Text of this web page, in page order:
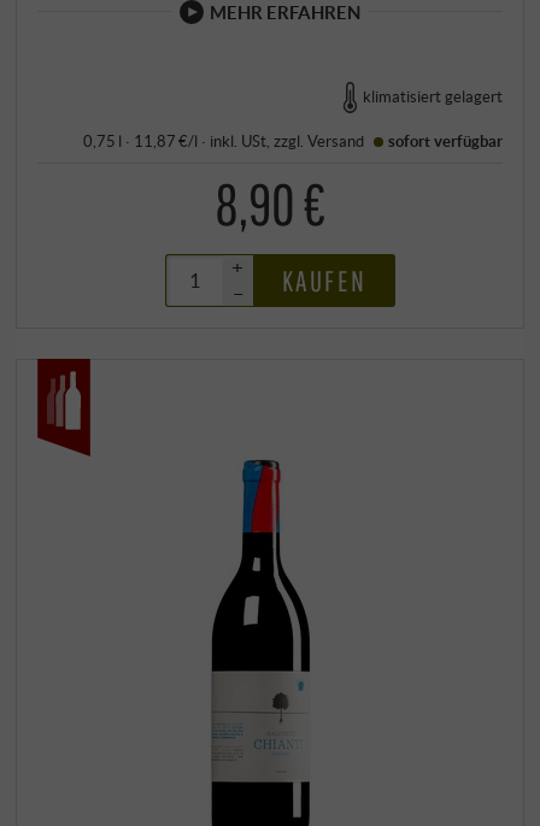
MEHR ERFAHREN
klimatisiert gelagert
0,75 l · 11,87 €/l · inkl. USt , zzgl.Versand sofort verfügbar
8,90 €
+
–
KAUFEN